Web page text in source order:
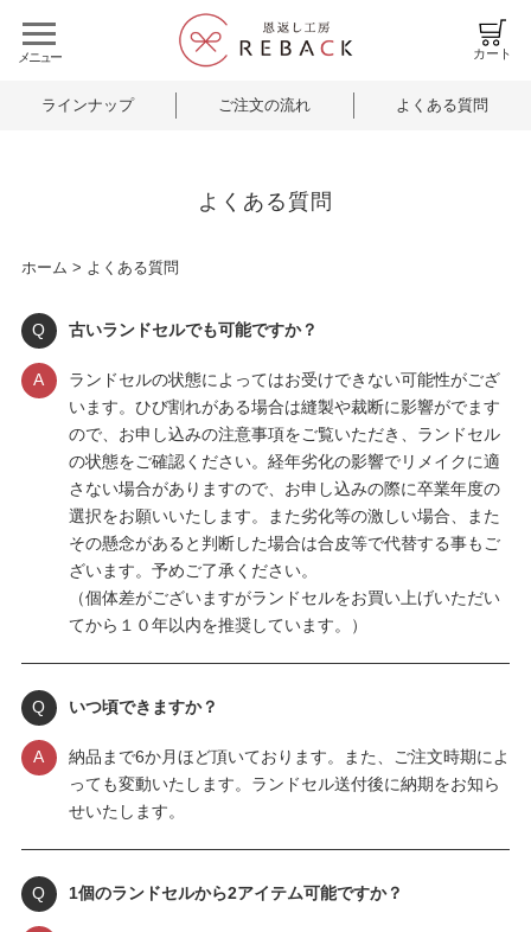
カート
ラインナップ ご注文の流れ よくある質問
よくある質問
ホーム > よくある質問
Q 古いランドセルでも可能ですか？
A
ランドセルの状態によってはお受けできない可能性がござ
います。ひび割れがある場合は縫製や裁断に影響がでます
ので、お申し込みの注意事項をご覧いただき、ランドセル
の状態をご確認ください。経年劣化の影響でリメイクに適
さない場合がありますので、お申し込みの際に卒業年度の
選択をお願いいたします。また劣化等の激しい場合、また
その懸念があると判断した場合は合皮等で代替する事もご
ざいます。予めご了承ください。
（個体差がございますがランドセルをお買い上げいただい
てから１０年以内を推奨しています。）
Q いつ頃できますか？
A
納品まで6か月ほど頂いております。また、ご注文時期によ
っても変動いたします。ランドセル送付後に納期をお知ら
せいたします。
Q 1個のランドセルから2アイテム可能ですか？